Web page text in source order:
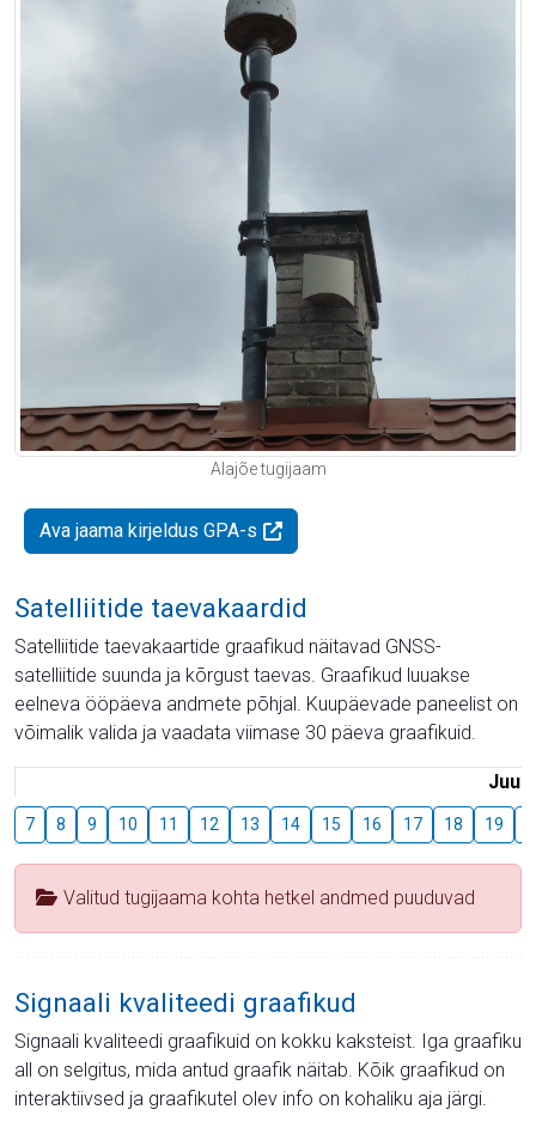
Alajõe tugijaam
Ava jaama kirjeldus GPA-s
Satelliitide taevakaardid
Satelliitide taevakaartide graafikud näitavad GNSS-
satelliitide suunda ja kõrgust taevas. Graafikud luuakse
eelneva ööpäeva andmete põhjal. Kuupäevade paneelist on
võimalik valida ja vaadata viimase 30 päeva graafikuid.
Juuli
7 8 9 10 11 12 13 14 15 16 17 18 19
Valitud tugijaama kohta hetkel andmed puuduvad
Signaali kvaliteedi graafikud
Signaali kvaliteedi graafikuid on kokku kaksteist. Iga graafiku
all on selgitus, mida antud graafik näitab. Kõik graafikud on
interaktiivsed ja graafikutel olev info on kohaliku aja järgi.